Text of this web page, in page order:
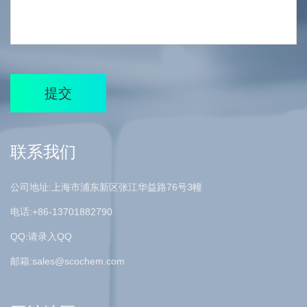
提交
联系我们
公司地址:上海市浦东新区张江华益路76号3幢
电话:+86-13701882790
QQ:请录入QQ
邮箱:sales@scochem.com